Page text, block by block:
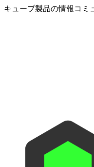
キューブ製品の情報コミ